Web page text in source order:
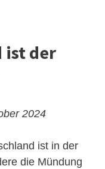
ist der
2024
ist in der
die Mündung